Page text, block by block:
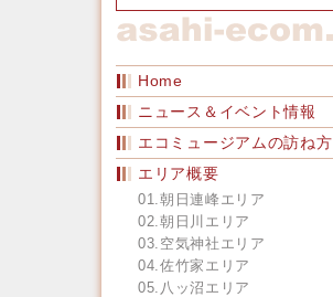
Home
ニュース＆イベント情報
エコミュージアムの訪ね方
エリア概要
01.朝日連峰エリア
02.朝日川エリア
03.空気神社エリア
04.佐竹家エリア
05.八ッ沼エリア